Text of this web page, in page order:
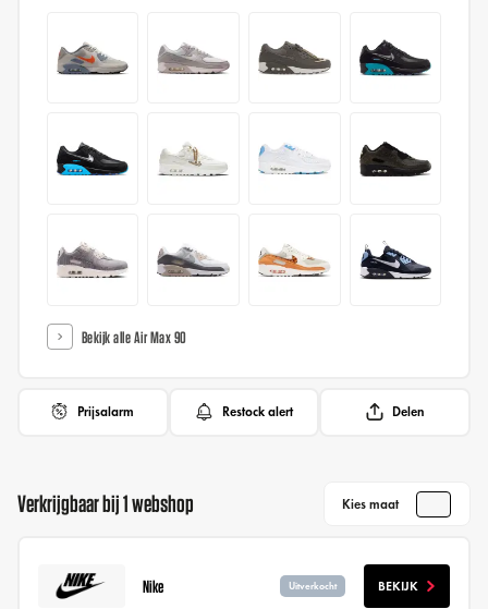
Bekijk alle Air Max 90
Prijsalarm Restock alert Delen
Verkrijgbaar bij 1 webshop Kies maat
Nike Uitverkocht BEKIJK